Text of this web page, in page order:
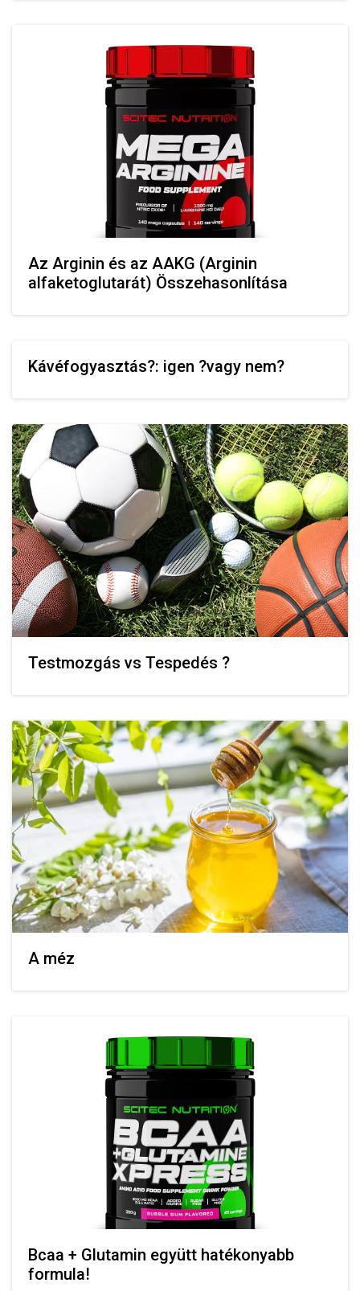
Az Arginin és az AAKG (Arginin
alfaketoglutarát) Összehasonlítása
Kávéfogyasztás?: igen ?vagy nem?
Testmozgás vs Tespedés ?
A méz
Bcaa + Glutamin együtt hatékonyabb
formula!